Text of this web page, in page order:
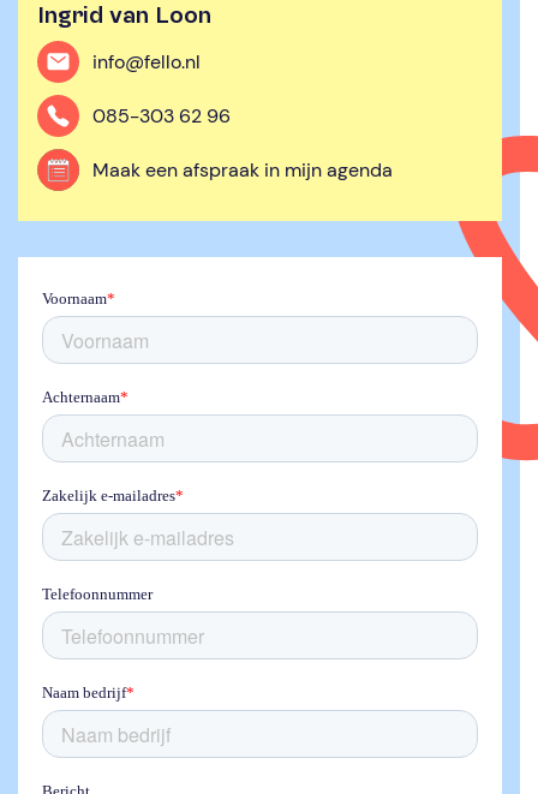
Ingrid van Loon
info@fello.nl
085-303 62 96
Maak een afspraak in mijn agenda